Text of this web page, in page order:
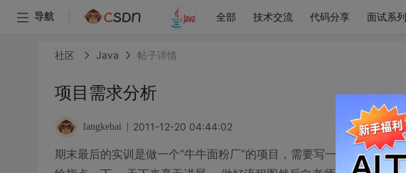
导航 全部 技术交流 代码分享 面试系列
社区 Java 帖子详情
项目需求分析
langkebai 2011-12-20 04:44:02
期末最后的实训是做一个“牛牛面粉厂”的项目，需要写一下需求分析